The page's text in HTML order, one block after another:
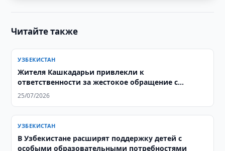
Читайте также
УЗБЕКИСТАН
Жителя Кашкадарьи привлекли к
ответственности за жестокое обращение с
собакой
25/07/2026
УЗБЕКИСТАН
В Узбекистане расширят поддержку детей с
особыми образовательными потребностями